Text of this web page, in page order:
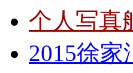
个人写真
2015徐家